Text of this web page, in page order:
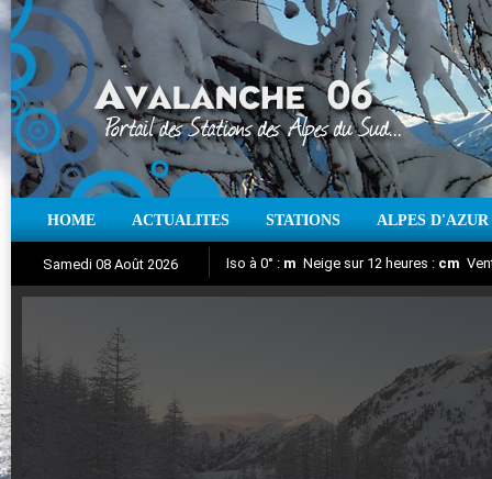
HOME ACTUALITES STATIONS ALPES D'AZUR
Samedi 08 Août 2026 Iso à 0° : m Neige sur 12 heures : cm